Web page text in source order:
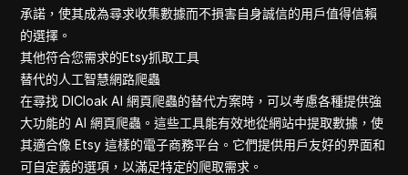
承諾，使其成為尋求收集數據而不損害自身誠信的用戶值得信賴
的選擇。
其他符合您需求的Etsy抓取工具
替代的人工智慧網路爬蟲
在尋找 DICloak AI 網頁爬蟲的替代方案時，可以考慮各種提供強
大功能的 AI 網頁爬蟲。這些工具能有效地從網站中提取數據，使
其適合像 Etsy 這樣的電子商務平台。它們提供用戶友好的界面和
可自定義的選項，以滿足特定的爬取需求。